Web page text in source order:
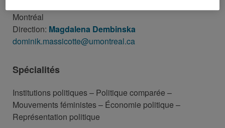
Montréal
Direction: Magdalena Dembinska
dominik.massicotte@umontreal.ca
Spécialités
Institutions politiques – Politique comparée –
Mouvements féministes – Économie politique –
Représentation politique